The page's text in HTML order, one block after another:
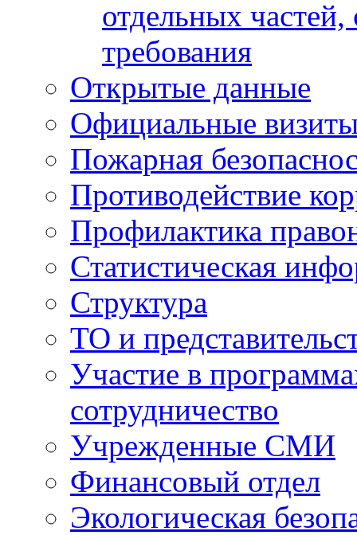
отдельных
требования
Открытые данные
Официальные
Пожарная
Противодействие
Профилактика
Статистическая
Структура
ТО и
Участие в
сотрудничество
Учрежденные СМИ
Финансовый отдел
Экологическая